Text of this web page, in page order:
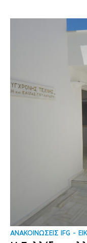
ΑΝΑΚΟΙΝΩΣΕΙΣ IFG